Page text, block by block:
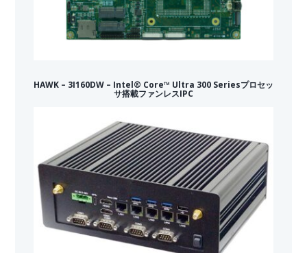
HAWK – 3I160DW – Intel® Core™ Ultra 300 Seriesプロセッ
サ搭載ファンレスIPC